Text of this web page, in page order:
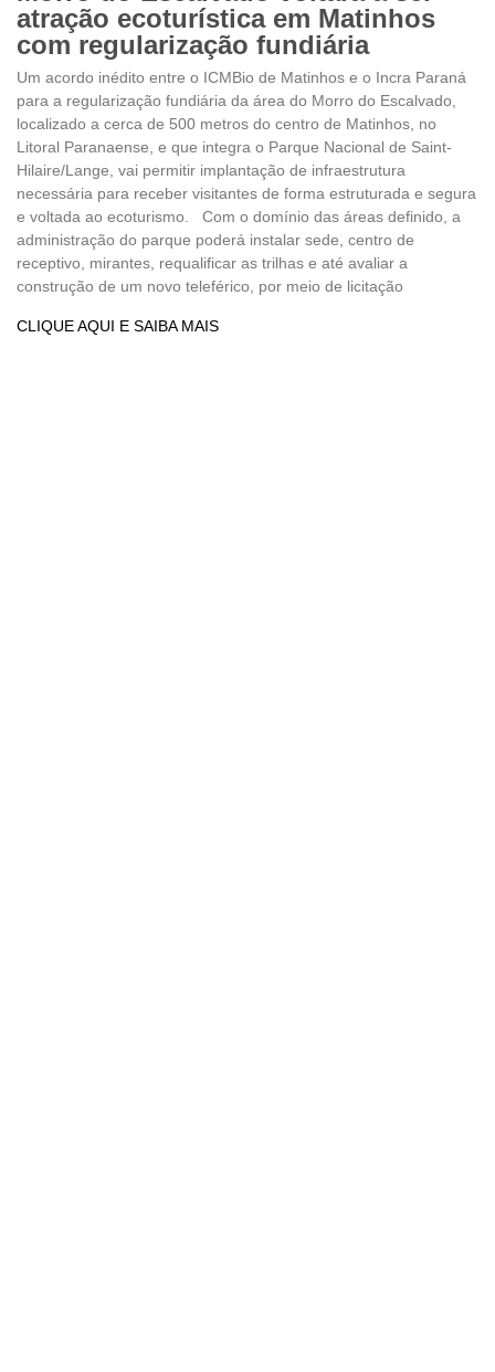
atração ecoturística em Matinhos
com regularização fundiária
Um acordo inédito entre o ICMBio de Matinhos e o Incra Paraná
para a regularização fundiária da área do Morro do Escalvado,
localizado a cerca de 500 metros do centro de Matinhos, no
Litoral Paranaense, e que integra o Parque Nacional de Saint-
Hilaire/Lange, vai permitir implantação de infraestrutura
necessária para receber visitantes de forma estruturada e segura
e voltada ao ecoturismo. Com o domínio das áreas definido, a
administração do parque poderá instalar sede, centro de
receptivo, mirantes, requalificar as trilhas e até avaliar a
construção de um novo teleférico, por meio de licitação
CLIQUE AQUI E SAIBA MAIS